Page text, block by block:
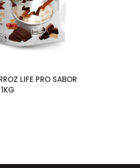
LIFE PRO SABOR